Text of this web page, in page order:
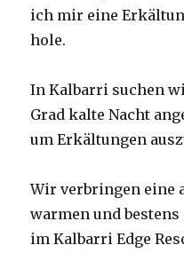
ich mir eine
hole.
In Kalbarri suchen
Grad kalte Nacht
um Erkältungen
Wir verbringen eine
warmen und
im Kalbarri Edge